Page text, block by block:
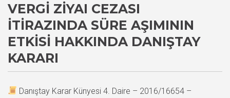
VERGI ZIYAI CEZASI
İTIRAZINDA SÜRE AŞIMININ
ETKISI HAKKINDA DANIŞTAY
KARARI
Danıştay Karar Künyesi 4. Daire – 2016/16654 –